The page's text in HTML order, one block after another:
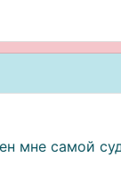
мне самой